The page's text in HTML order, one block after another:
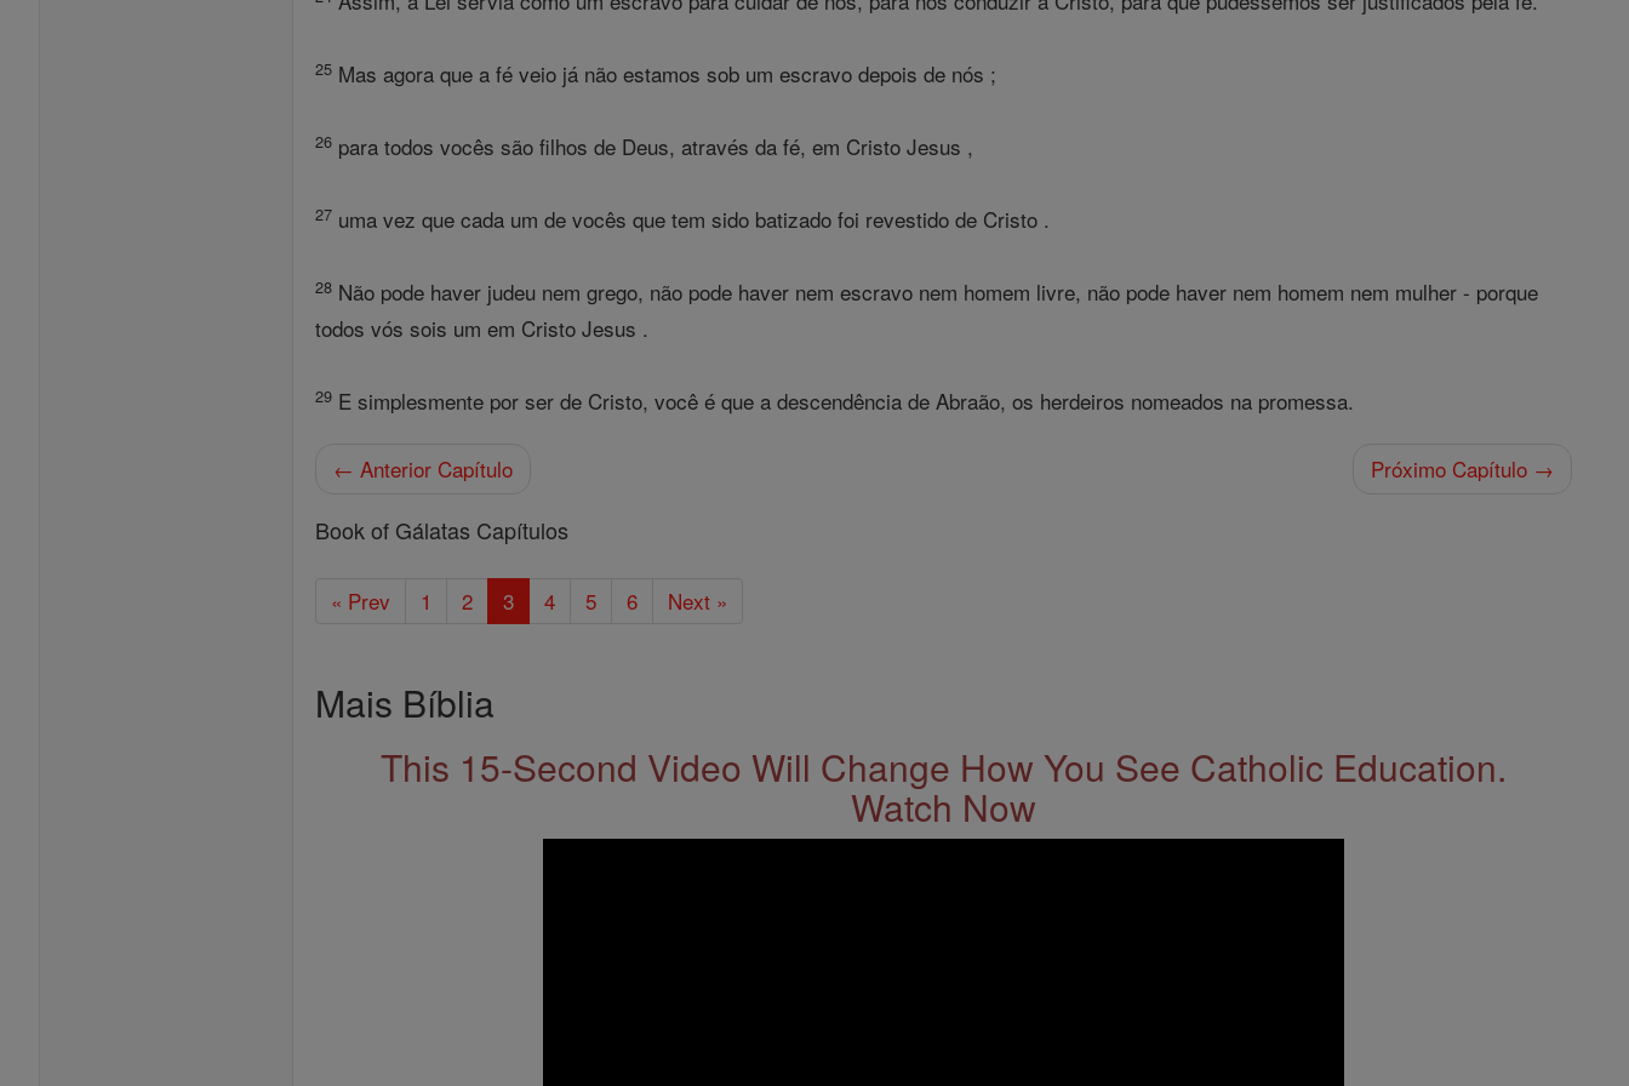
25 Mas agora que a fé veio já não estamos sob um escravo depois de nós ;
26 para todos vocês são filhos de Deus, através da fé, em Cristo Jesus ,
27 uma vez que cada um de vocês que tem sido batizado foi revestido de Cristo .
28 Não pode haver judeu nem grego, não pode haver nem escravo nem homem livre, não pode haver nem homem nem mulher - porque
todos vós sois um em Cristo Jesus .
29 E simplesmente por ser de Cristo, você é que a descendência de Abraão, os herdeiros nomeados na promessa.
← Anterior Capítulo Próximo Capítulo →
Book of Gálatas Capítulos
« Prev 1 2 3 4 5 6 Next »
Mais Bíblia
This 15-Second Video Will Change How You See Catholic Education.
Watch Now